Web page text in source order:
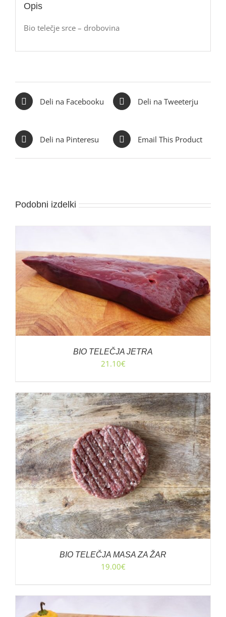
Opis
Bio telečje srce – drobovina
Deli na Facebooku Deli na Tweeterju
Deli na Pinteresu Email This Product
Podobni izdelki
BIO TELEČJA JETRA
21.10€
BIO TELEČJA MASA ZA ŽAR
19.00€